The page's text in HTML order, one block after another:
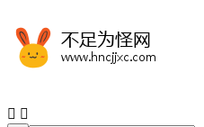
 